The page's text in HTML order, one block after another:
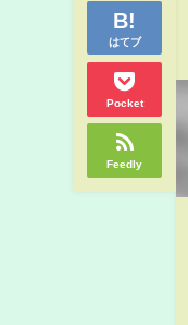
はてブ
Pocket
Feedly